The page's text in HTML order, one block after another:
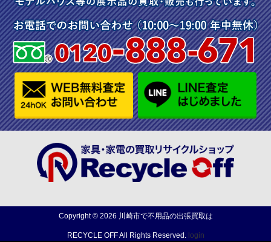
Copyright © 2026 川崎市で不用品の出張買取は
RECYCLE OFFAll Rights Reserved. login